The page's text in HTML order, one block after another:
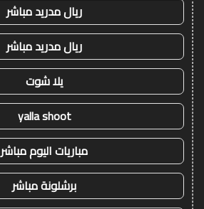
ريال مدريد مباشر
ريال مدريد مباشر
يلا شوت
yalla shoot
مباريات اليوم مباشر
برشلونة مباشر